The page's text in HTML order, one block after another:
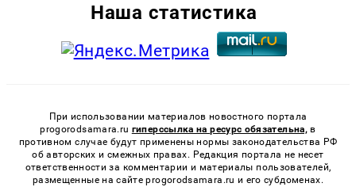
Наша статистика
При использовании материалов новостного портала
progorodsamara.ru гиперссылка на ресурс обязательна, в
противном случае будут применены нормы законодательства РФ
об авторских и смежных правах. Редакция портала не несет
ответственности за комментарии и материалы пользователей,
размещенные на сайте progorodsamara.ru и его субдоменах.